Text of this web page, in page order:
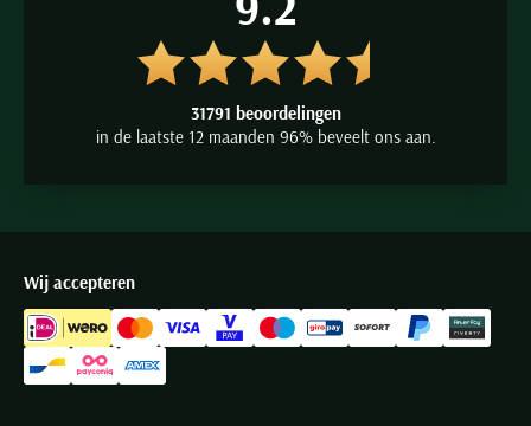
31791 beoordelingen
in de laatste 12 maanden 96% beveelt ons aan.
Wij accepteren